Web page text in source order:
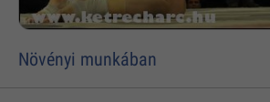
Növényi munkában